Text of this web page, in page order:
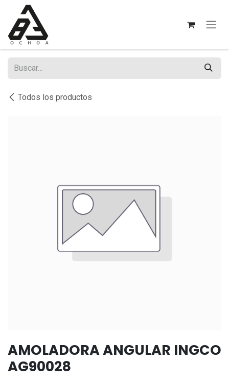
Ir al contenido
Todos los productos
AMOLADORA ANGULAR INGCO
AG90028